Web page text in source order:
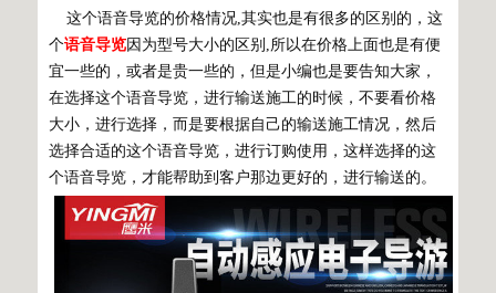
这个语音导览的价格情况,其实也是有很多的区别的，这
个语音导览因为型号大小的区别,所以在价格上面也是有便
宜一些的，或者是贵一些的，但是小编也是要告知大家，
在选择这个语音导览，进行输送施工的时候，不要看价格
大小，进行选择，而是要根据自己的输送施工情况，然后
选择合适的这个语音导览，进行订购使用，这样选择的这
个语音导览，才能帮助到客户那边更好的，进行输送的。